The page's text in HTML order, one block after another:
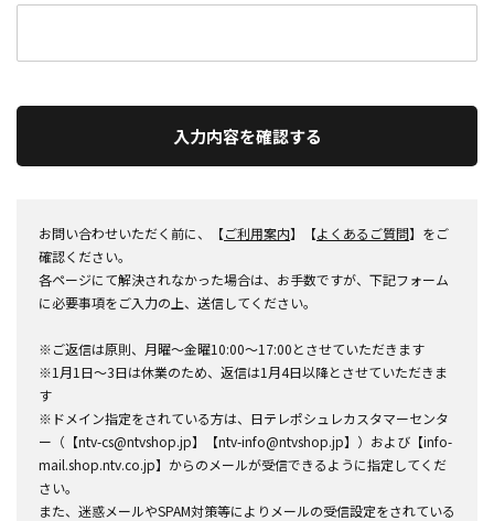
入力内容を確認する
お問い合わせいただく前に、【ご利用案内】【よくあるご質問】をご
確認ください。
各ページにて解決されなかった場合は、お手数ですが、下記フォーム
に必要事項をご入力の上、送信してください。
※ご返信は原則、月曜～金曜10:00～17:00とさせていただきます
※1月1日～3日は休業のため、返信は1月4日以降とさせていただきま
す
※ドメイン指定をされている方は、日テレポシュレカスタマーセンタ
ー（【ntv-cs@ntvshop.jp】【ntv-info@ntvshop.jp】）および【info-
mail.shop.ntv.co.jp】からのメールが受信できるように指定してくだ
さい。
また、迷惑メールやSPAM対策等によりメールの受信設定をされている